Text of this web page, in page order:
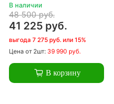
В наличии
48 500 руб.
41 225 руб.
выгода 7 275 руб. или 15%
Цена от 2шт: 39 990 руб.
В корзину